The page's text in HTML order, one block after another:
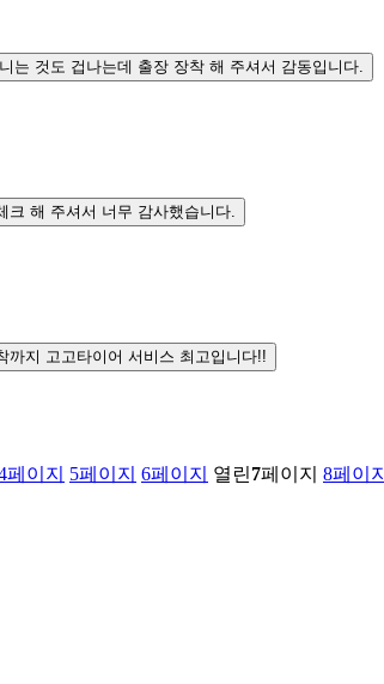
는 것도 겁나는데 출장 장착 해 주셔서 감동입니다.
크 해 주셔서 너무 감사했습니다.
까지 고고타이어 서비스 최고입니다!!
페이지 5페이지 6페이지 열린7페이지 8페이지